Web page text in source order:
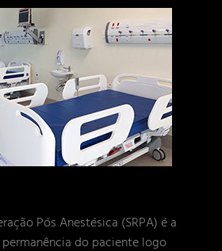
Pós Anestésica (SRPA) é a
do paciente logo